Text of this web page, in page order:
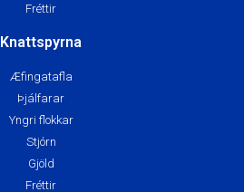
Fréttir
Knattspyrna
Æfingatafla
Þjálfarar
Yngri flokkar
Stjórn
Gjöld
Fréttir